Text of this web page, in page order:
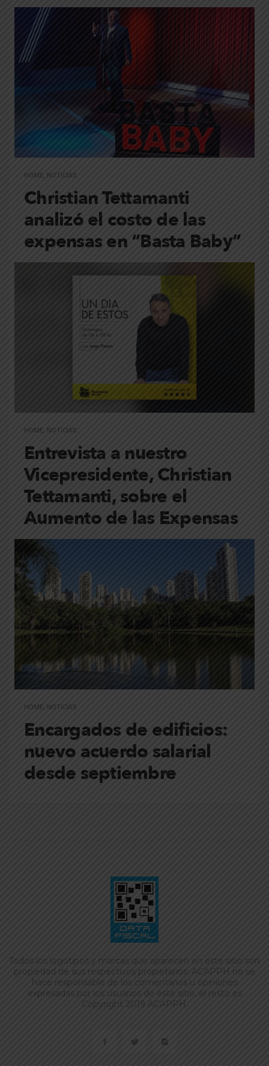
HOME, NOTICIAS
Christian Tettamanti
analizó el costo de las
expensas en “Basta Baby”
HOME, NOTICIAS
Entrevista a nuestro
Vicepresidente, Christian
Tettamanti, sobre el
Aumento de las Expensas
HOME, NOTICIAS
Encargados de edificios:
nuevo acuerdo salarial
desde septiembre
Todos los logotipos y marcas que aparecen en este sitio son
propiedad de sus respectivos propietarios. ACAPPH no se
hace responsable de los comentarios u opiniones
expresadas por los usuarios de este sitio, el resto es
Copyright 2019 ACAPPH.